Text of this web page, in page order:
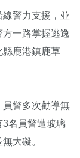
警力支援，並
一路掌握逃逸
縣鹿港鎮鹿草
警多次勸導無
3名員警遭玻璃
大礙。